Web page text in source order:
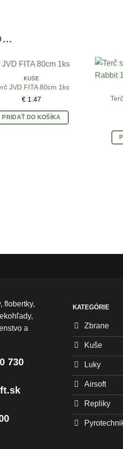
KUŠE
JVD FITA 80cm 1ks
€ 1.47
PRIDAŤ DO KOŠÍKA
730
KATEGÓRIE
Zbrane
Kuše
Luky
Airsoft
Repliky